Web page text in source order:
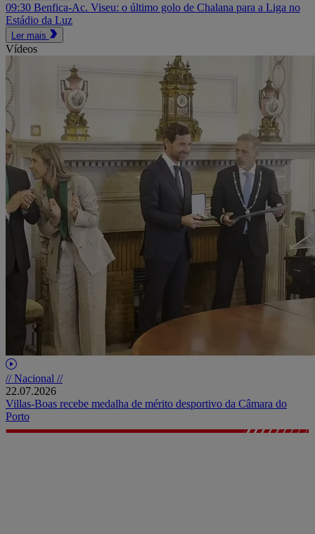
09:30 Benfica-Ac. Viseu: o último golo de Chalana para a Liga no
Estádio da Luz
Ler mais
Vídeos
// Nacional //
22.07.2026
Villas-Boas recebe medalha de mérito desportivo da Câmara do
Porto